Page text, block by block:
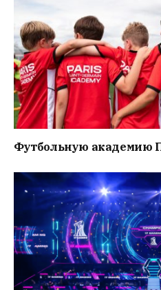
Футбольную академию